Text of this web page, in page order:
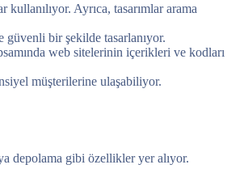
Ayrıca, tasarımlar arama
güvenli bir şekilde tasarlanıyor.
web sitelerinin içerikleri ve kodları
müşterilerine ulaşabiliyor.
depolama gibi özellikler yer alıyor.